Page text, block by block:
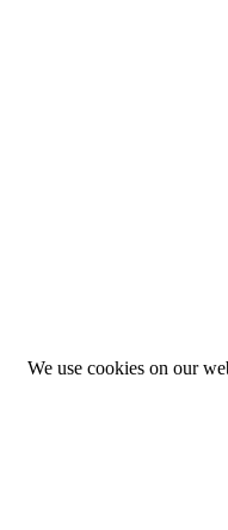
We use cookies on our